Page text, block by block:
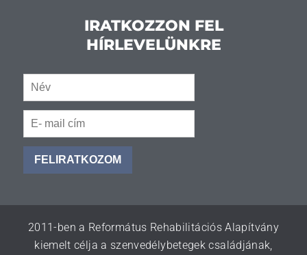
IRATKOZZON FEL
HÍRLEVELÜNKRE
FELIRATKOZOM
2011-ben a Református Rehabilitációs Alapítvány
kiemelt célja a szenvedélybetegek családjának,